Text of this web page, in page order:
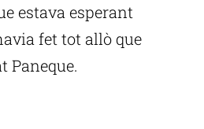
estava esperant
fet tot allò que
Paneque.